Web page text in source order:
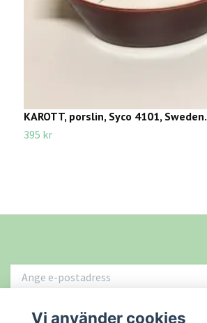
KAROTT, porslin, Syco 4101, Sweden.
395 kr
Vi använder cookies